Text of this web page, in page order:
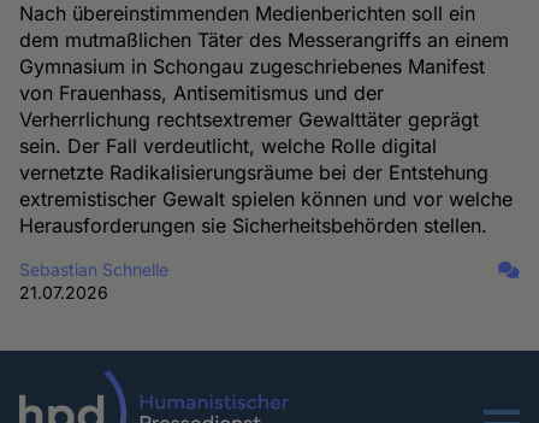
Nach übereinstimmenden Medienberichten soll ein
dem mutmaßlichen Täter des Messerangriffs an einem
Gymnasium in Schongau zugeschriebenes Manifest
von Frauenhass, Antisemitismus und der
Verherrlichung rechtsextremer Gewalttäter geprägt
sein. Der Fall verdeutlicht, welche Rolle digital
vernetzte Radikalisierungsräume bei der Entstehung
extremistischer Gewalt spielen können und vor welche
Herausforderungen sie Sicherheitsbehörden stellen.
Sebastian Schnelle
21.07.2026